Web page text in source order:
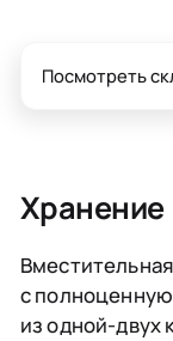
Хранение
с
из одной-двух
Посмотреть